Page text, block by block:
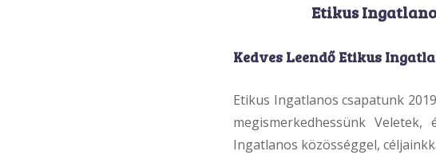
Etikus
Kedves Leendő Etikus
Etikus Ingatlanos csapatunk
megismerkedhessünk
Ingatlanos közösséggel,